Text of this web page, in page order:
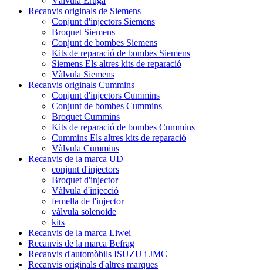
Recanvis originals de Siemens
Conjunt d'injectors Siemens
Broquet Siemens
Conjunt de bombes Siemens
Kits de reparació de bombes Siemens
Siemens Els altres kits de reparació
Vàlvula Siemens
Recanvis originals Cummins
Conjunt d'injectors Cummins
Conjunt de bombes Cummins
Broquet Cummins
Kits de reparació de bombes Cummins
Cummins Els altres kits de reparació
Vàlvula Cummins
Recanvis de la marca UD
conjunt d'injectors
Broquet d'injector
Vàlvula d'injecció
femella de l'injector
vàlvula solenoide
kits
Recanvis de la marca Liwei
Recanvis de la marca Befrag
Recanvis d'automòbils ISUZU i JMC
Recanvis originals d'altres marques